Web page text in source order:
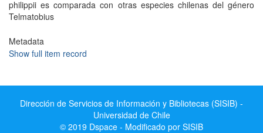
philippii es comparada con otras especies chilenas del género
Telmatobius
Metadata
Show full item record
Dirección de Servicios de Información y Bibliotecas (SISIB) -
Universidad de Chile
© 2019 Dspace - Modificado por SISIB